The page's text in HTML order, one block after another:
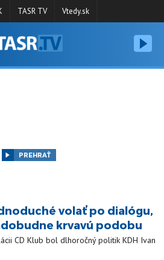
TASR TV Vtedy.sk
PREHRAŤ
volať po dialógu,
krvavú podobu
CD Klub bol dlhoročný politik KDH Ivan